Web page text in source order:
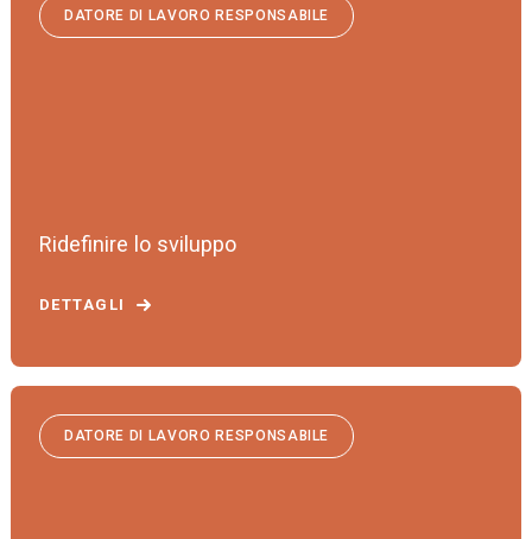
DATORE DI LAVORO RESPONSABILE
Ridefinire lo sviluppo
DETTAGLI
DATORE DI LAVORO RESPONSABILE